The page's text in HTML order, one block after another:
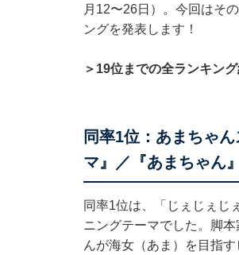
月12〜26日）。今回はそ
ングを発表します！
＞19位までの全ランキン
同率1位：あまちゃ
マ』／『あまちゃん』
同率1位は、「じぇじぇじ
ニングテーマでした。脚
んが海女（あま）を目指